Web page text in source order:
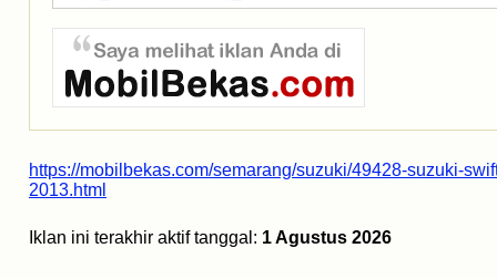
https://mobilbekas.com/semarang/suzuki/49428-suzuki-
2013.html
Iklan ini terakhir aktif tanggal: 1 Agustus 2026